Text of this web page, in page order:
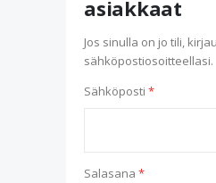
asiakkaat
Jos sinulla on jo tili,
sähköpostiosoitteellasi.
Sähköposti
Salasana